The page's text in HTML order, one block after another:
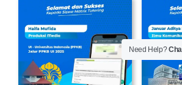
Need Help?